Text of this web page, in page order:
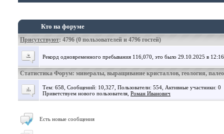
Кто на форуме
Присутствуют: 4796 (0 пользователей и 4796 гостей)
Рекорд одновременного пребывания 116,070, это было 29.10.2025 в
Статистика Форум: минералы, выращивание кристаллов, геология,
Тем: 658, Сообщений: 10,327, Пользователи: 554, Активные участники: 0
Приветствуем нового пользователя, Роман Иванович
Есть новые сообщения